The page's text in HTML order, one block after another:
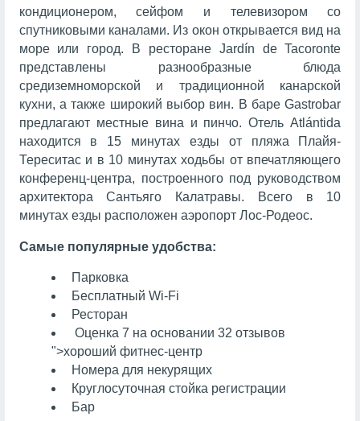
кондиционером, сейфом и телевизором со
спутниковыми каналами. Из окон открывается вид на
море или город. В ресторане Jardín de Tacoronte
представлены разнообразные блюда
средиземноморской и традиционной канарской
кухни, а также широкий выбор вин. В баре Gastrobar
предлагают местные вина и пинчо. Отель Atlántida
находится в 15 минутах езды от пляжа Плайя-
Тереситас и в 10 минутах ходьбы от впечатляющего
конференц-центра, построенного под руководством
архитектора Сантьяго Калатравы. Всего в 10
минутах езды расположен аэропорт Лос-Родеос.
Самые популярные удобства:
Парковка
Бесплатный Wi-Fi
Ресторан
Оценка 7 на основании 32 отзывов
">хороший фитнес-центр
Номера для некурящих
Круглосуточная стойка регистрации
Бар